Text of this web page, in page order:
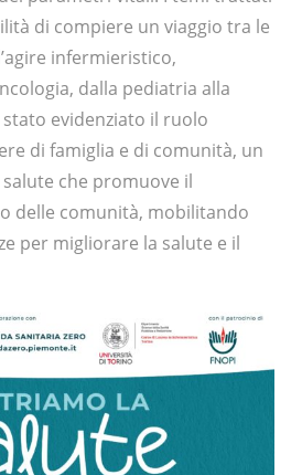
di compiere un viaggio tra le
infermieristico,
dalla pediatria alla
evidenziato il ruolo
di famiglia e di comunità, un
che promuove il
delle comunità, mobilitando
per migliorare la salute e il